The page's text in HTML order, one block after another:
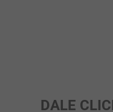
DALE